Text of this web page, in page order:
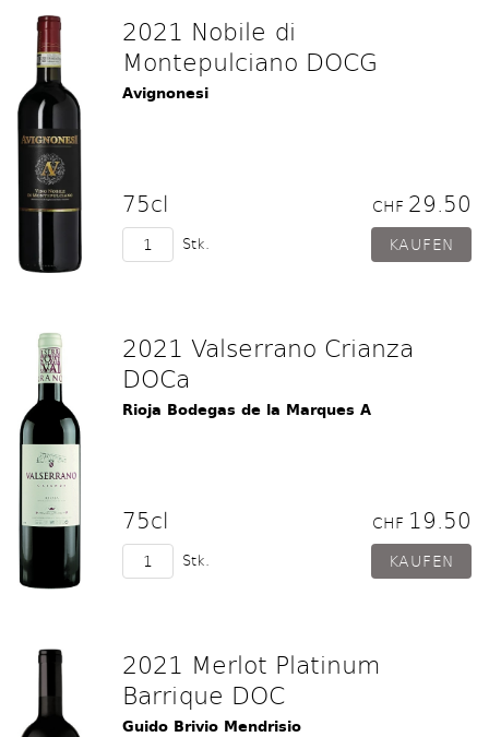
2021 Nobile di
Montepulciano DOCG
Avignonesi
75cl CHF 29.50
Stk.
2021 Valserrano Crianza
DOCa
Rioja Bodegas de la Marques A
75cl CHF 19.50
Stk.
2021 Merlot Platinum
Barrique DOC
Guido Brivio Mendrisio